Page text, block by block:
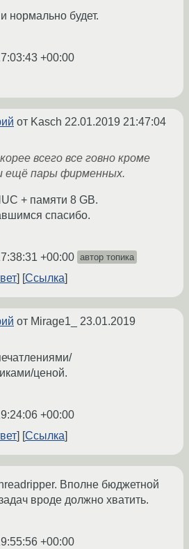
нормально будет.
+00:00
от Kasch 22.01.2019 21:47:04
всего все говно кроме
ещё пары фирменных.
+ памяти 8 GB.
спасибо.
+00:00 автор топика
Ссылка
от Mirage1_ 23.01.2019
ценой.
+00:00
Ссылка
Вполне бюджетной
вроде должно хватить.
+00:00